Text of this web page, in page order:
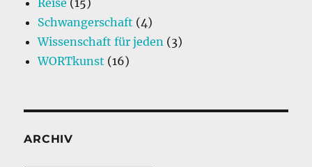
Reise (15)
Schwangerschaft (4)
Wissenschaft für jeden (3)
WORTkunst (16)
ARCHIV